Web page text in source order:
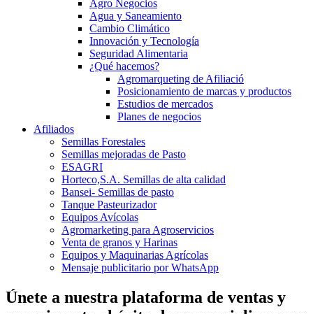
Agro Negocios
Agua y Saneamiento
Cambio Climático
Innovación y Tecnología
Seguridad Alimentaria
¿Qué hacemos?
Agromarqueting de Afiliació
Posicionamiento de marcas y productos
Estudios de mercados
Planes de negocios
Afiliados
Semillas Forestales
Semillas mejoradas de Pasto
ESAGRI
Horteco,S.A. Semillas de alta calidad
Bansei- Semillas de pasto
Tanque Pasteurizador
Equipos Avícolas
Agromarketing para Agroservicios
Venta de granos y Harinas
Equipos y Maquinarias Agrícolas
Mensaje publicitario por WhatsApp
Únete a nuestra plataforma de ventas y